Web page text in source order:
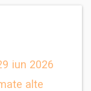
iun 2026
alte